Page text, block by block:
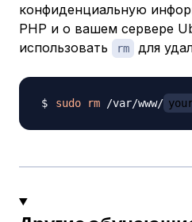
конфиденциальную
PHP и о вашем сервере
использовать
rm для
sudo rm /var/www/